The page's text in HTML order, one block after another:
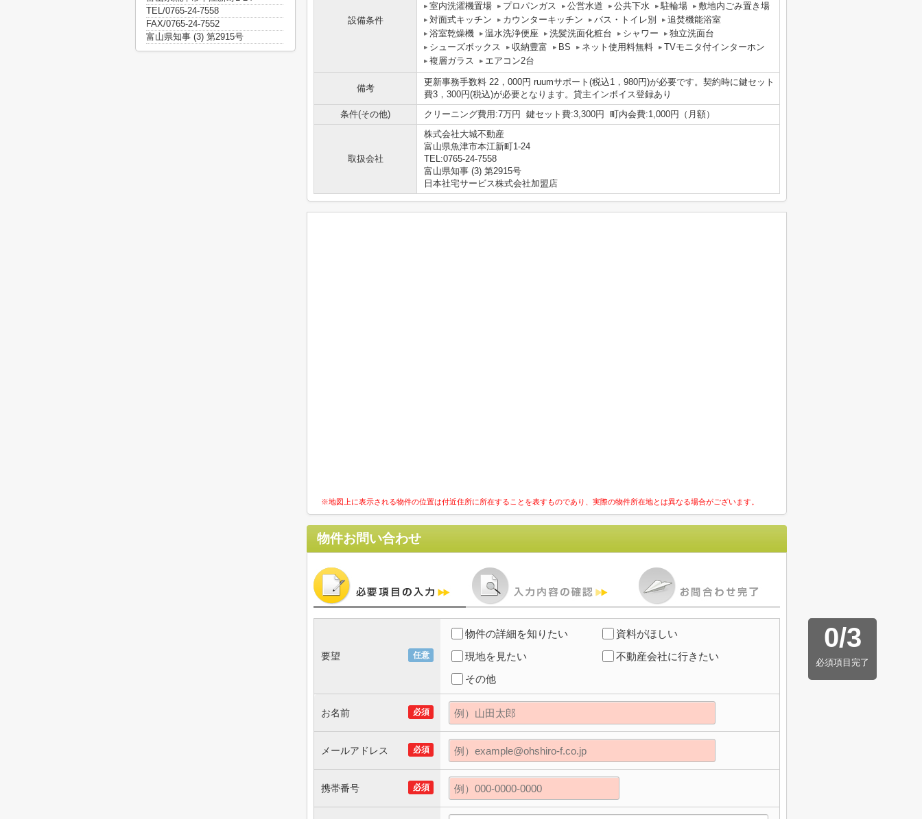
設備条件
室内洗濯機置場
プロパンガス 公営水道 公共下水 駐輪場
敷地内ごみ置き場
対面式キッチン
カウンターキッチン バス・トイレ別
追焚機能浴室
浴室乾燥機
温水洗浄便座 洗髪洗面化粧台 シャワー
独立洗面台
シューズボックス
収納豊富 BS ネット使用料無料
TVモニタ付インターホン
複層ガラス
エアコン2台
備考
更新事務手数料 22，000円 ruumサポート(税込1，980円)が必要です。契約時に鍵セット
費3，300円(税込)が必要となります。貸主インボイス登録あり
条件(その他)
クリーニング費用:7万円 鍵セット費:3,300円 町内会費:1,000円（月額）
取扱会社
株式会社大城不動産
富山県魚津市本江新町1-24
TEL:0765-24-7558
富山県知事 (3) 第2915号
日本社宅サービス株式会社加盟店
※地図上に表示される物件の位置は付近住所に所在することを表すものであり、実際の物件所在地とは異なる場合がございます。
物件お問い合わせ
0/3
必須項目完了
任意
要望
物件の詳細を知りたい
資料がほしい
現地を見たい
不動産会社に行きたい
その他
必須
お名前
必須
メールアドレス
必須
携帯番号
TEL/0765-24-7558
FAX/0765-24-7552
富山県知事 (3) 第2915号